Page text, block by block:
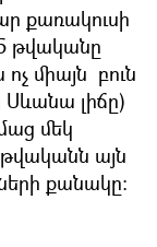
քառակուսի
թվականը
միայն բուն
Սևանա լիճը)
մեկ
թվականն այն
քանակը։